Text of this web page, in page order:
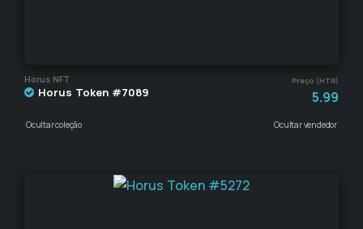
Horus NFT Preço (HTR)
Horus Token #7089 5.99
Ocultar coleção Ocultar vendedor